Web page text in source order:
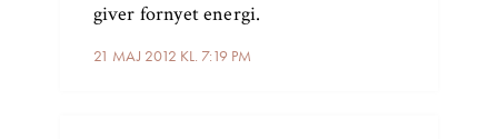
21 MAJ 2012 KL. 7:19 PM
giver fornyet energi.